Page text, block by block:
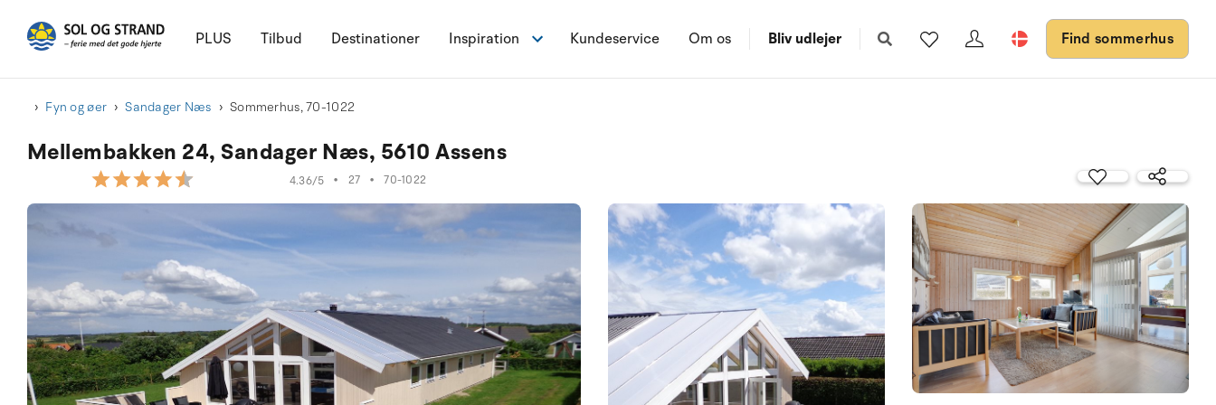
PLUS Tilbud Destinationer Inspiration Kundeservice Om os Bliv udlejer Find sommerhus
Fyn og øer Sandager Næs Sommerhus, 70-1022
Mellembakken 24, Sandager Næs, 5610 Assens
4.36/5 • 27 • 70-1022